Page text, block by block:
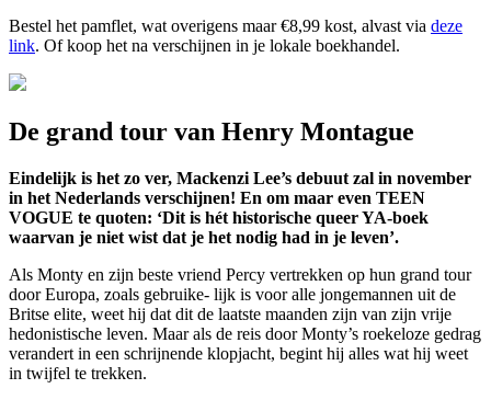
Bestel het pamflet, wat overigens maar €8,99 kost, alvast via deze
link. Of koop het na verschijnen in je lokale boekhandel.
De grand tour van Henry Montague
Eindelijk is het zo ver, Mackenzi Lee’s debuut zal in november
in het Nederlands verschijnen! En om maar even TEEN
VOGUE te quoten: ‘Dit is hét historische queer YA-boek
waarvan je niet wist dat je het nodig had in je leven’.
Als Monty en zijn beste vriend Percy vertrekken op hun grand tour
door Europa, zoals gebruike- lijk is voor alle jongemannen uit de
Britse elite, weet hij dat dit de laatste maanden zijn van zijn vrije
hedonistische leven. Maar als de reis door Monty’s roekeloze gedrag
verandert in een schrijnende klopjacht, begint hij alles wat hij weet
in twijfel te trekken.